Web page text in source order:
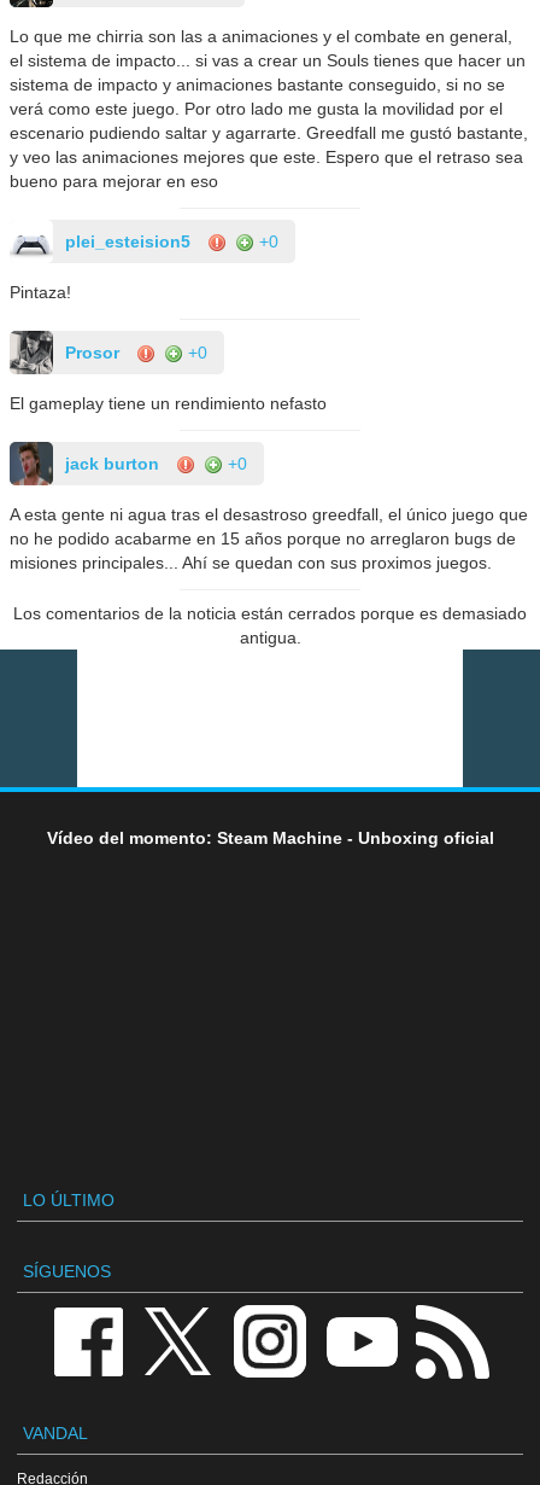
Lo que me chirria son las a animaciones y el combate en general,
el sistema de impacto... si vas a crear un Souls tienes que hacer un
sistema de impacto y animaciones bastante conseguido, si no se
verá como este juego. Por otro lado me gusta la movilidad por el
escenario pudiendo saltar y agarrarte. Greedfall me gustó bastante,
y veo las animaciones mejores que este. Espero que el retraso sea
bueno para mejorar en eso
plei_esteision5 +0
Pintaza!
Prosor +0
El gameplay tiene un rendimiento nefasto
jack burton +0
A esta gente ni agua tras el desastroso greedfall, el único juego que
no he podido acabarme en 15 años porque no arreglaron bugs de
misiones principales... Ahí se quedan con sus proximos juegos.
Los comentarios de la noticia están cerrados porque es demasiado
antigua.
Vídeo del momento: Steam Machine - Unboxing oficial
LO ÚLTIMO
SÍGUENOS
VANDAL
Redacción